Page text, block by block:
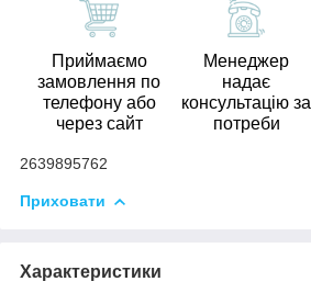
Приймаємо
замовлення по
телефону або
через сайт
Менеджер
надає
консультацію за
потреби
2639895762
Приховати
Характеристики